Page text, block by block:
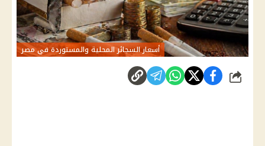
أسعار السجائر المحلية والمستوردة في مصر
شارك